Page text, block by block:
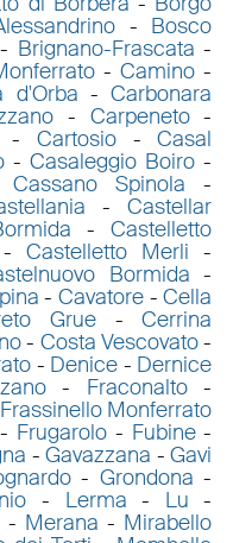
- Bosco
Brignano-Frascata -
-Camino -
d'Orba -Carbonara
- Carpeneto-
Cartosio -Casal
-Casaleggio Boiro -
Cassano Spinola -
-Castellar
-Castelletto
-Castelletto Merli -
Bormida -
-Cavatore -Cella
Grue -Cerrina
- Costa Vescovato-
- Denice - Dernice
- Fraconalto-
Frassinello Monferrato
- Frugarolo- Fubine-
-Gavazzana -Gavi
- Grondona -
- Lerma - Lu -
- Merana - Mirabello